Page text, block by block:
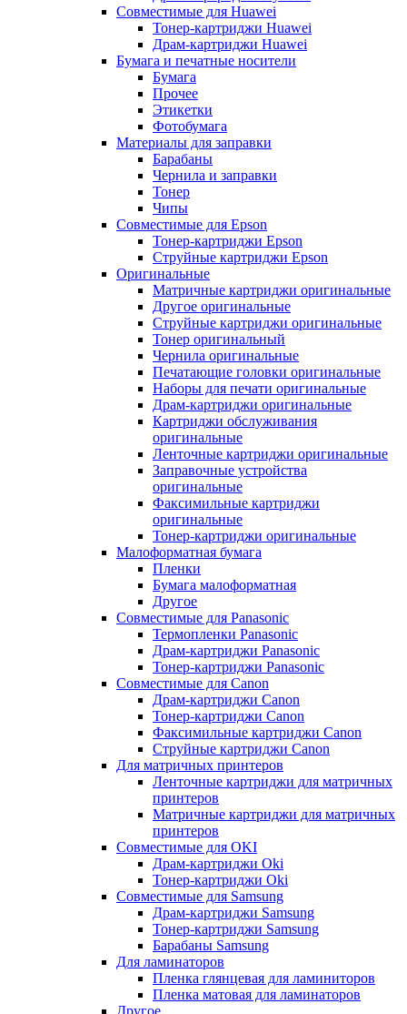
Совместимые для Huawei
Тонер-картриджи Huawei
Драм-картриджи Huawei
Бумага и печатные носители
Бумага
Прочее
Этикетки
Фотобумага
Материалы для заправки
Барабаны
Чернила и заправки
Тонер
Чипы
Совместимые для Epson
Тонер-картриджи Epson
Струйные картриджи Epson
Оригинальные
Матричные картриджи оригинальные
Другое оригинальные
Струйные картриджи оригинальные
Тонер оригинальный
Чернила оригинальные
Печатающие головки оригинальные
Наборы для печати оригинальные
Драм-картриджи оригинальные
Картриджи обслуживания
оригинальные
Ленточные картриджи оригинальные
Заправочные устройства
оригинальные
Факсимильные картриджи
оригинальные
Тонер-картриджи оригинальные
Малоформатная бумага
Пленки
Бумага малоформатная
Другое
Совместимые для Panasonic
Термопленки Panasonic
Драм-картриджи Panasonic
Тонер-картриджи Panasonic
Совместимые для Canon
Драм-картриджи Canon
Тонер-картриджи Canon
Факсимильные картриджи Canon
Струйные картриджи Canon
Для матричных принтеров
Ленточные картриджи для матричных
принтеров
Матричные картриджи для матричных
принтеров
Совместимые для OKI
Драм-картриджи Oki
Тонер-картриджи Oki
Совместимые для Samsung
Драм-картриджи Samsung
Тонер-картриджи Samsung
Барабаны Samsung
Для ламинаторов
Пленка глянцевая для ламиниторов
Пленка матовая для ламинаторов
Другое